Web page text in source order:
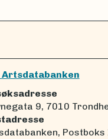
Artsdatabanken
9, 7010
Postboks